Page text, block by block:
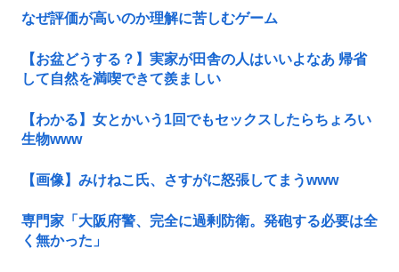
なぜ評価が高いのか理解に苦しむゲーム
【お盆どうする？】実家が田舎の人はいいよなあ 帰省
して自然を満喫できて羨ましい
【わかる】女とかいう1回でもセックスしたらちょろい
生物www
【画像】みけねこ氏、さすがに怒張してまうwww
専門家「大阪府警、完全に過剰防衛。発砲する必要は全
く無かった」